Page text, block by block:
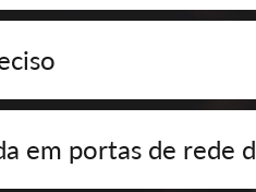
em portas de rede